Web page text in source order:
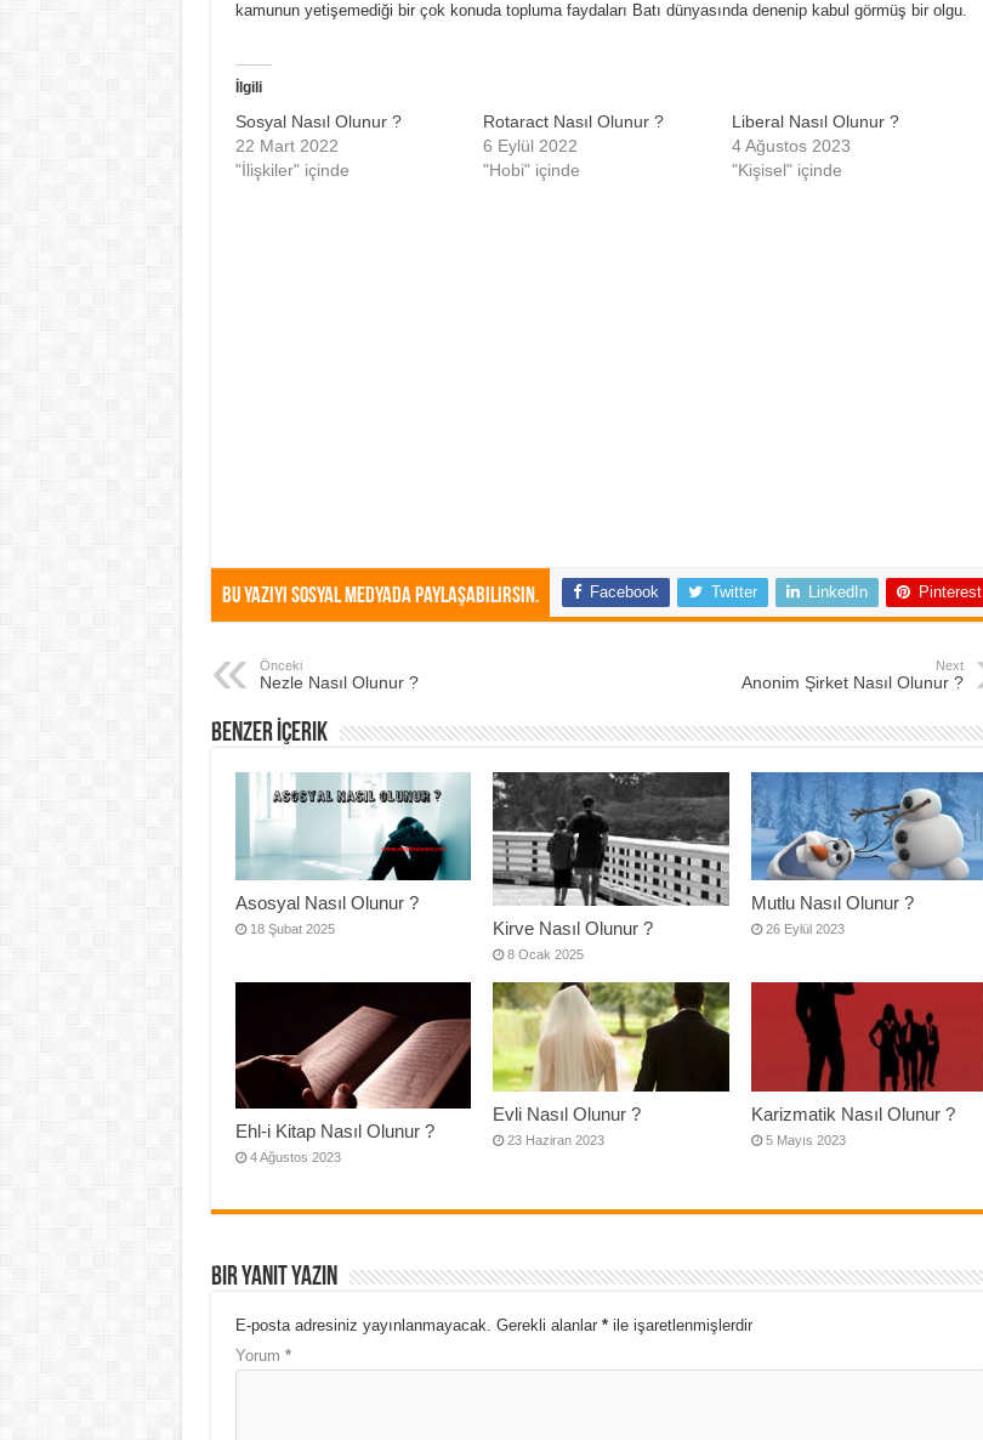
kamunun yetişemediği bir çok konuda topluma faydaları Batı dünyasında denenip kabul görmüş bir olgu.
İlgili
Sosyal Nasıl Olunur ?
22 Mart 2022
"İlişkiler" içinde
Rotaract Nasıl Olunur ?
6 Eylül 2022
"Hobi" içinde
Liberal Nasıl Olunur ?
4 Ağustos 2023
"Kişisel" içinde
Bu Yazıyı Sosyal Medyada Paylaşabilirsin. Facebook Twitter LinkedIn Pinterest
Önceki
Nezle Nasıl Olunur ?
Next
Anonim Şirket Nasıl Olunur ?
Benzer İçerik
Asosyal Nasıl Olunur ?
18 Şubat 2025 Kirve Nasıl Olunur ?
8 Ocak 2025
Mutlu Nasıl Olunur ?
26 Eylül 2023
Ehl-i Kitap Nasıl Olunur ?
4 Ağustos 2023
Evli Nasıl Olunur ?
23 Haziran 2023
Karizmatik Nasıl Olunur ?
5 Mayıs 2023
Bir yanıt yazın
E-posta adresiniz yayınlanmayacak. Gerekli alanlar *ile işaretlenmişlerdir
Yorum *